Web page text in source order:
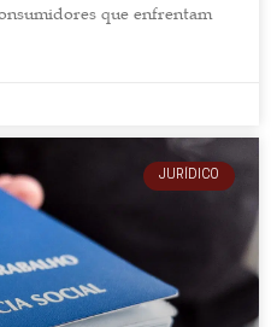
que enfrentam
JURÍDICO